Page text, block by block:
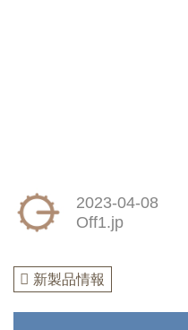
2023-04-08
Off1.jp
新製品情報